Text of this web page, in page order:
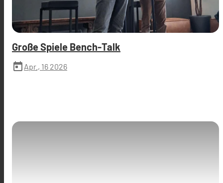
Große Spiele Bench-Talk
today Apr., 16 2026